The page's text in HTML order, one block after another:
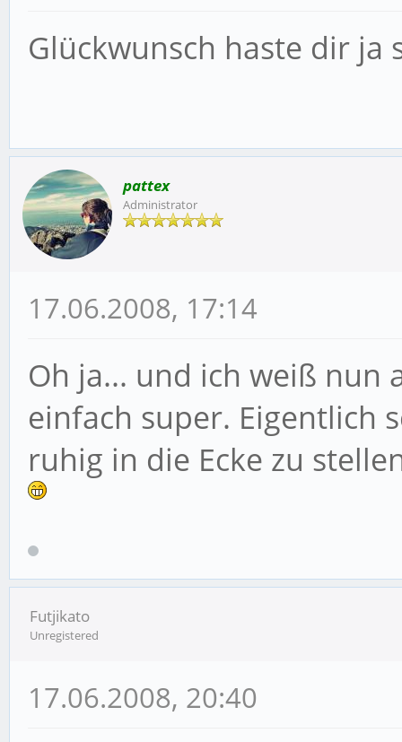
Glückwunsch haste dir
pattex
Administrator
17.06.2008, 17:14
Oh ja... und ich weiß nun
einfach super. Eigentlich
ruhig in die Ecke zu
Futjikato
Unregistered
17.06.2008, 20:40